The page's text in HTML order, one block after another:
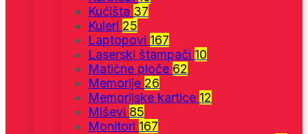
Kućišta 37
Kuleri 25
Laptopovi 167
Laserski štampači 10
Matične ploče 62
Memorije 26
Memorijske kartice 12
Miševi 85
Monitori 167